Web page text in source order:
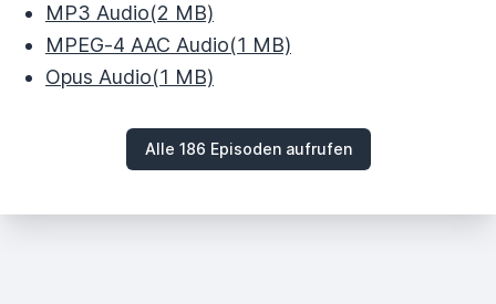
MP3 Audio(2 MB)
MPEG‑4 AAC Audio(1 MB)
Opus Audio(1 MB)
Alle 186 Episoden aufrufen